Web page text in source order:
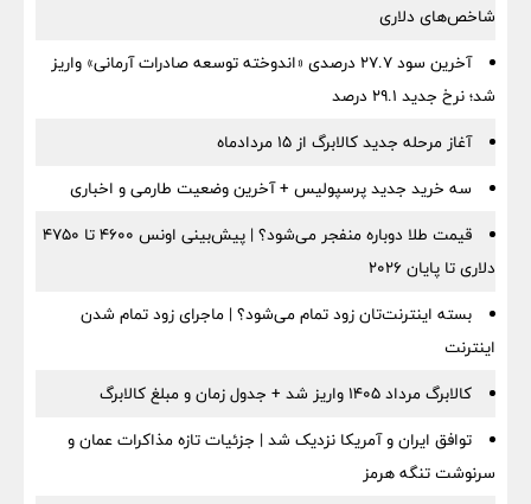
شاخص‌های دلاری
آخرین سود ۲۷.۷ درصدی «اندوخته توسعه صادرات آرمانی» واریز
شد؛ نرخ جدید ۲۹.۱ درصد
آغاز مرحله جدید کالابرگ از ۱۵ مردادماه
سه خرید جدید پرسپولیس + آخرین وضعیت طارمی و اخباری
قیمت طلا دوباره منفجر می‌شود؟ | پیش‌بینی اونس ۴۶۰۰ تا ۴۷۵۰
دلاری تا پایان ۲۰۲۶
بسته اینترنت‌تان زود تمام می‌شود؟ | ماجرای زود تمام شدن
اینترنت
کالابرگ مرداد ۱۴۰۵ واریز شد + جدول زمان و مبلغ کالابرگ
توافق ایران و آمریکا نزدیک شد | جزئیات تازه مذاکرات عمان و
سرنوشت تنگه هرمز